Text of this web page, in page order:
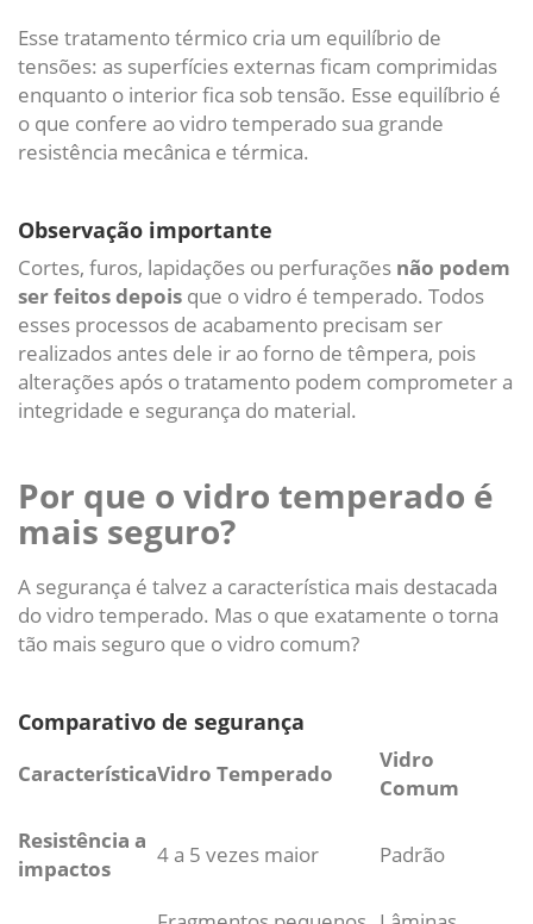
Esse tratamento térmico cria um equilíbrio de
tensões: as superfícies externas ficam comprimidas
enquanto o interior fica sob tensão. Esse equilíbrio é
o que confere ao vidro temperado sua grande
resistência mecânica e térmica.
Observação importante
Cortes, furos, lapidações ou perfurações não podem
ser feitos depois que o vidro é temperado. Todos
esses processos de acabamento precisam ser
realizados antes dele ir ao forno de têmpera, pois
alterações após o tratamento podem comprometer a
integridade e segurança do material.
Por que o vidro temperado é
mais seguro?
A segurança é talvez a característica mais destacada
do vidro temperado. Mas o que exatamente o torna
tão mais seguro que o vidro comum?
Comparativo de segurança
CaracterísticaVidro Temperado
Vidro
Comum
Resistência a
impactos
4 a 5 vezes maior Padrão